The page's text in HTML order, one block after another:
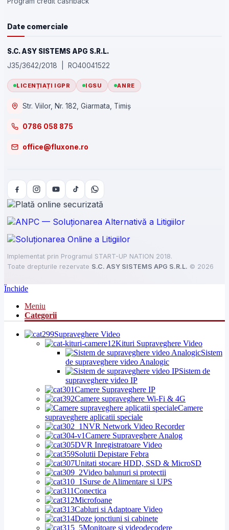
Date comerciale
S.C. ASY SISTEMS APG S.R.L.
J35/3642/2018 | RO40041522
LICENȚIAȚI IGPR IGSU ANRE
Str. Viilor, Nr. 182, Giarmata, Timiș
0786 058 875
office@fluxone.ro
Implementat prin Programul START-UP NATION 2018.
Toate drepturile rezervate S.C. ASY SISTEMS APG S.R.L. © 2026
Închide
Meniu
Categorii
Supraveghere Video
Kituri Supraveghere Video
Sistem
de supraveghere video Analogic
Sistem de
supraveghere video IP
Camere Supraveghere IP
Camere supraveghere Wi-Fi & 4G
Camere
supraveghere aplicatii speciale
NVR Network Video Recorder
Camere Supraveghere Analog
DVR Inregistratoare Video
Solutii Depistare Febra
Unitati stocare HDD, SSD & MicroSD
Video balunuri si protectii
Surse de Alimentare si UPS
Conectica
Microfoane
Cabluri si Adaptoare Video
Doze jonctiuni si cabinete
Monitoare si videodecodere